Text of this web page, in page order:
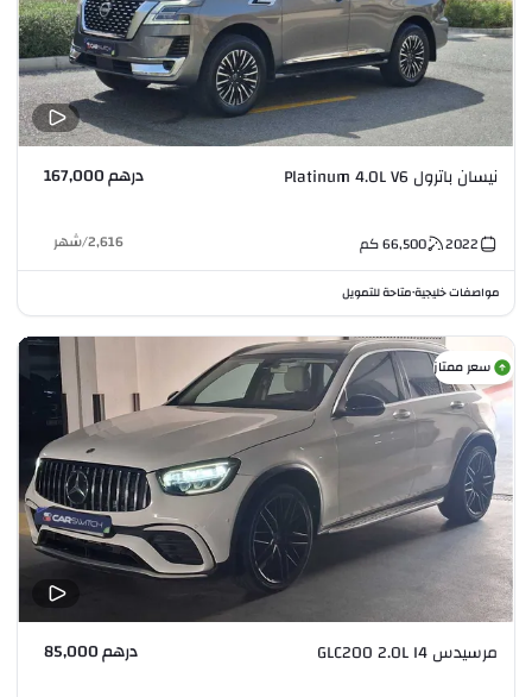
نيسان باترول Platinum 4.0L V6 درهم 167,000
2022
66,500كم 2,616
/شهر
مواصفات خليجية•متاحة للتمويل
سعر ممتاز
مرسيدس GLC200 2.0L I4 درهم 85,000